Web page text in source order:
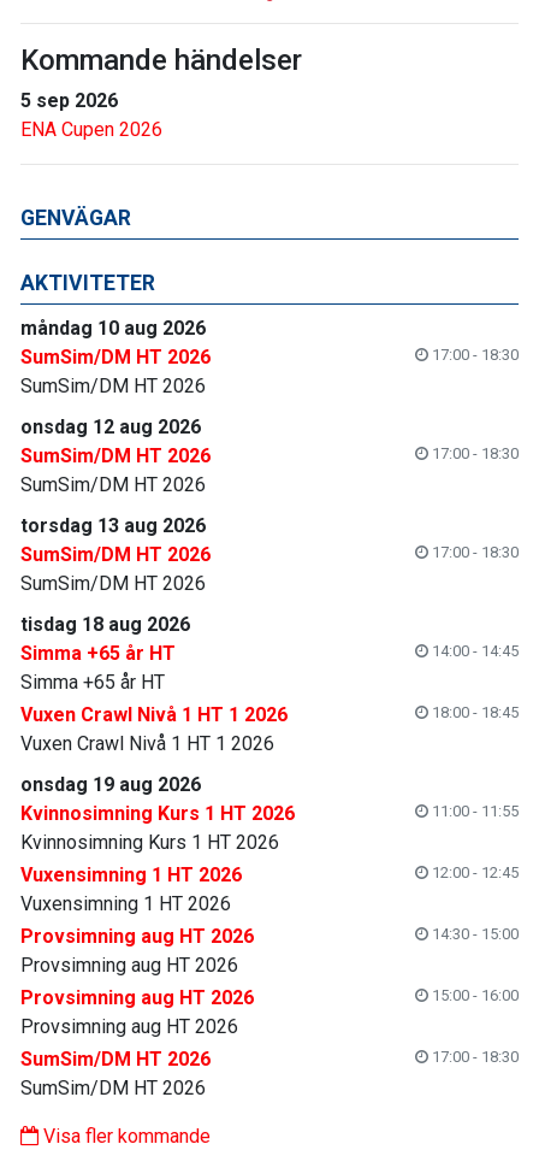
Kommande händelser
5 sep 2026
ENA Cupen 2026
GENVÄGAR
AKTIVITETER
måndag 10 aug 2026
SumSim/DM HT 2026
17:00 - 18:30
SumSim/DM HT 2026
onsdag 12 aug 2026
SumSim/DM HT 2026
17:00 - 18:30
SumSim/DM HT 2026
torsdag 13 aug 2026
SumSim/DM HT 2026
17:00 - 18:30
SumSim/DM HT 2026
tisdag 18 aug 2026
Simma +65 år HT
14:00 - 14:45
Simma +65 år HT
Vuxen Crawl Nivå 1 HT 1 2026
18:00 - 18:45
Vuxen Crawl Nivå 1 HT 1 2026
onsdag 19 aug 2026
Kvinnosimning Kurs 1 HT 2026
11:00 - 11:55
Kvinnosimning Kurs 1 HT 2026
Vuxensimning 1 HT 2026
12:00 - 12:45
Vuxensimning 1 HT 2026
Provsimning aug HT 2026
14:30 - 15:00
Provsimning aug HT 2026
Provsimning aug HT 2026
15:00 - 16:00
Provsimning aug HT 2026
SumSim/DM HT 2026
17:00 - 18:30
SumSim/DM HT 2026
Visa fler kommande